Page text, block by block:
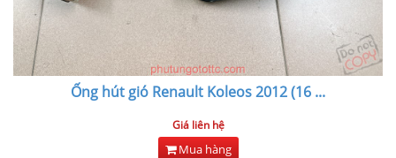
Ống hút gió Renault Koleos 2012 (16 ...
Giá liên hệ
Mua hàng